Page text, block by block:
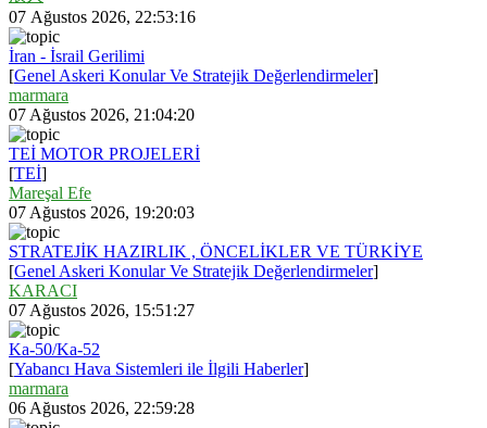
07 Ağustos 2026, 22:53:16
İran - İsrail Gerilimi
[Genel Askeri Konular Ve Stratejik Değerlendirmeler]
marmara
07 Ağustos 2026, 21:04:20
TEİ MOTOR PROJELERİ
[TEİ]
Mareşal Efe
07 Ağustos 2026, 19:20:03
STRATEJİK HAZIRLIK , ÖNCELİKLER VE TÜRKİYE
[Genel Askeri Konular Ve Stratejik Değerlendirmeler]
KARACI
07 Ağustos 2026, 15:51:27
Ka-50/Ka-52
[Yabancı Hava Sistemleri ile İlgili Haberler]
marmara
06 Ağustos 2026, 22:59:28